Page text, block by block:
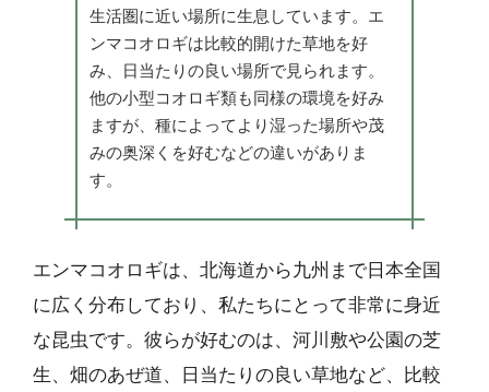
生活圏に近い場所に生息しています。エ
ンマコオロギは比較的開けた草地を好
み、日当たりの良い場所で見られます。
他の小型コオロギ類も同様の環境を好み
ますが、種によってより湿った場所や茂
みの奥深くを好むなどの違いがありま
す。
エンマコオロギは、北海道から九州まで日本全国
に広く分布しており、私たちにとって非常に身近
な昆虫です。彼らが好むのは、河川敷や公園の芝
生、畑のあぜ道、日当たりの良い草地など、比較